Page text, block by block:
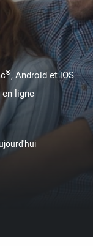
®, Android et iOS
ligne